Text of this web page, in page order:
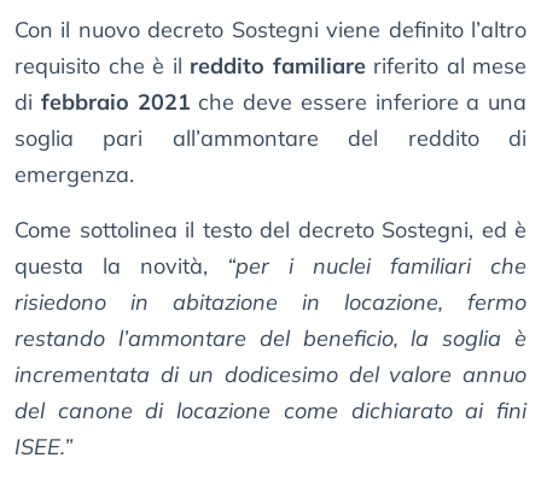
Con il nuovo decreto Sostegni viene definito l’altro
requisito che è il reddito familiareriferito al mese
di febbraio 2021 che deve essere inferiore a una
soglia pari all’ammontare del reddito di
emergenza.
Come sottolinea il testo del decreto Sostegni, ed è
questa la novità, “per i nuclei familiari che
risiedono in abitazione in locazione, fermo
restando l’ammontare del beneficio, la soglia è
incrementata di un dodicesimo del valore annuo
del canone di locazione come dichiarato ai fini
ISEE.”